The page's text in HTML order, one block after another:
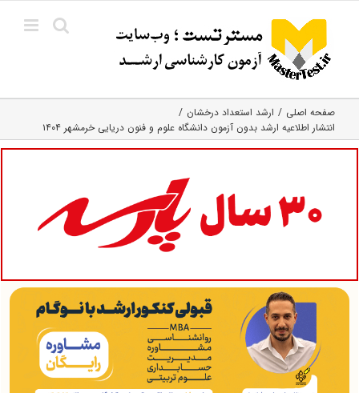
content
صفحه اصلی
ارشد استعداد درخشان
انتشار اطلاعیه ارشد بدون آزمون دانشگاه علوم و فنون دریایی خرمشهر ۱۴۰۴